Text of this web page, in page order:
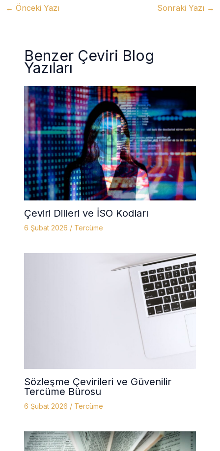
← Önceki Yazı Sonraki Yazı →
Benzer Çeviri Blog
Yazıları
Çeviri Dilleri ve İSO Kodları
6 Şubat 2026 / Tercüme
Sözleşme Çevirileri ve Güvenilir
Tercüme Bürosu
6 Şubat 2026 / Tercüme